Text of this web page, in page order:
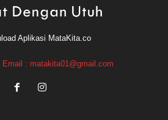
Email : matakita01@gmail.com